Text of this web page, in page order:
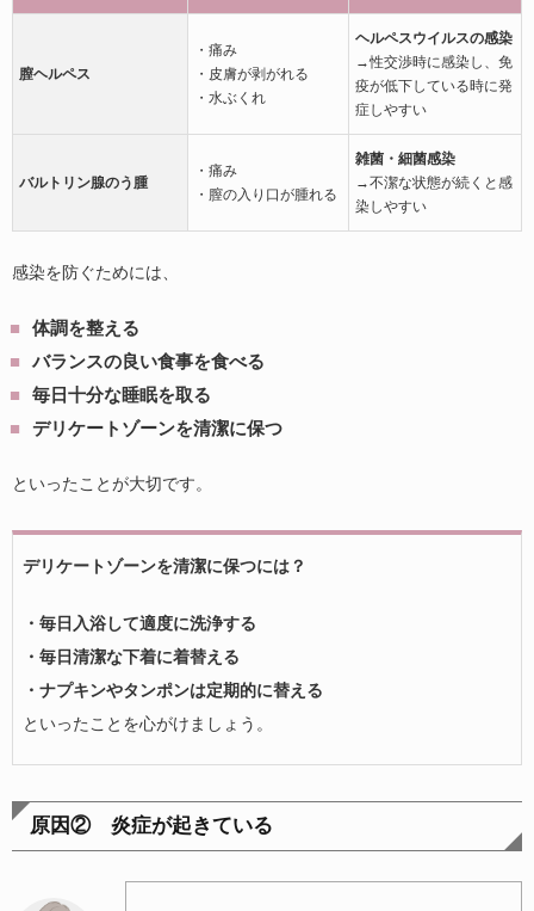
膣ヘルペス
・痛み
・皮膚が剥がれる
・水ぶくれ
ヘルペスウイルスの感染
→性交渉時に感染し、免
疫が低下している時に発
症しやすい
バルトリン腺のう腫
・痛み
・膣の入り口が腫れる
雑菌・細菌感染
→不潔な状態が続くと感
染しやすい
感染を防ぐためには、
体調を整える
バランスの良い食事を食べる
毎日十分な睡眠を取る
デリケートゾーンを清潔に保つ
といったことが大切です。
デリケートゾーンを清潔に保つには？
・毎日入浴して適度に洗浄する
・毎日清潔な下着に着替える
・ナプキンやタンポンは定期的に替える
といったことを心がけましょう。
原因② 炎症が起きている